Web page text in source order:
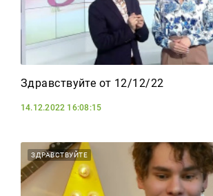
Здравствуйте от 12/12/22
14.12.2022 16:08:15
ЗДРАВСТВУЙТЕ